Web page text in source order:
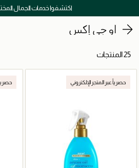
اكتشفوا خدمات الجمال
أو جي إكس
25 المنتجات
حصرياً عبر المتجر الإلكتروني